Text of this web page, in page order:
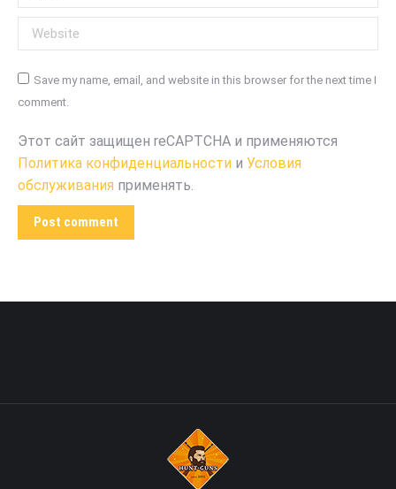
Website
Save my name, email, and website in this browser for the next time I
comment.
Этот сайт защищен reCAPTCHA и применяются
Политика конфиденциальности и Условия
обслуживания применять.
Post comment